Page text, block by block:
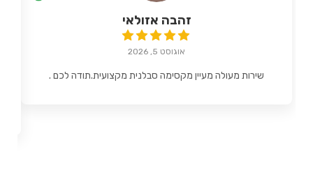
זהבה אזולאי
אוגוסט 5, 2026
שירות מעולה מעיין מקסימה סבלנית מקצועית.תודה לכם .